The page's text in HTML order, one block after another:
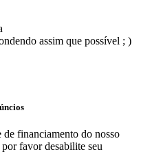
assim que possível ; )
financiamento do nosso
favor desabilite seu